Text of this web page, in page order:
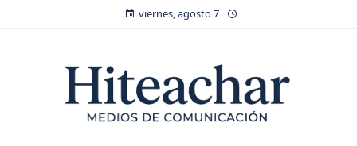
viernes, agosto 7